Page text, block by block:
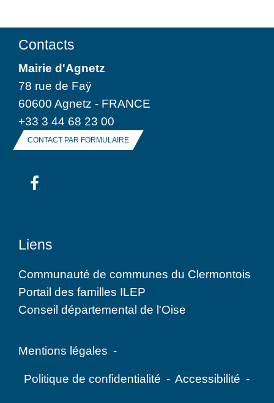
Contacts
Mairie d'Agnetz
78 rue de Faÿ
60600 Agnetz - FRANCE
+33 3 44 68 23 00
CONTACT PAR FORMULAIRE
Liens
Communauté de communes du Clermontois
Portail des familles ILEP
Conseil départemental de l'Oise
Mentions légales -
Politique de confidentialité - Accessibilité -